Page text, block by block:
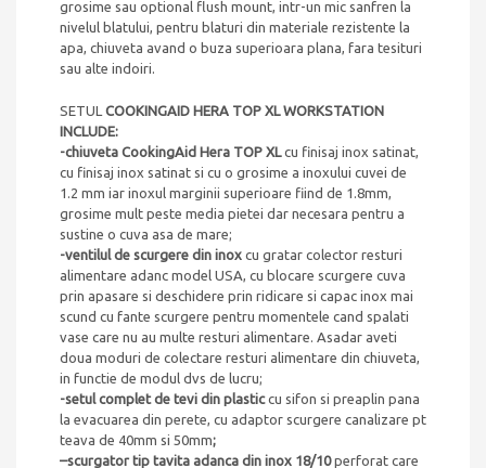
grosime sau optional flush mount, intr-un mic sanfren la
nivelul blatului, pentru blaturi din materiale rezistente la
apa, chiuveta avand o buza superioara plana, fara tesituri
sau alte indoiri.
SETUL COOKINGAID HERA TOP XL WORKSTATION
INCLUDE:
-chiuveta CookingAid Hera TOP XLcu finisaj inox satinat,
cu finisaj inox satinat si cu o grosime a inoxului cuvei de
1.2 mm iar inoxul marginii superioare fiind de 1.8mm,
grosime mult peste media pietei dar necesara pentru a
sustine o cuva asa de mare;
-ventilul de scurgere din inox cu gratar colector resturi
alimentare adanc model USA, cu blocare scurgere cuva
prin apasare si deschidere prin ridicare si capac inox mai
scund cu fante scurgere pentru momentele cand spalati
vase care nu au multe resturi alimentare. Asadar aveti
doua moduri de colectare resturi alimentare din chiuveta,
in functie de modul dvs de lucru;
-setul complet de tevi din plasticcu sifon si preaplin pana
la evacuarea din perete, cu adaptor scurgere canalizare pt
teava de 40mm si 50mm;
–scurgator tip tavita adanca din inox 18/10perforat care